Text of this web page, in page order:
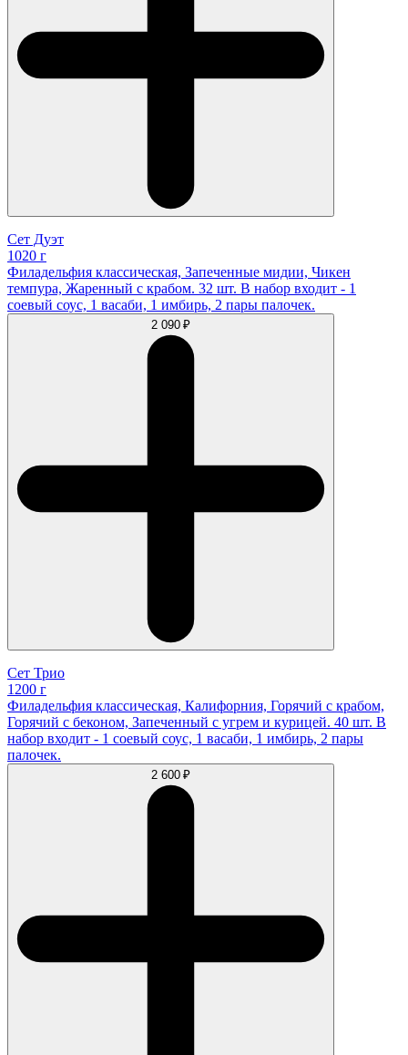
Сет Дуэт
1020 г
Филадельфия классическая, Запеченные мидии, Чикен
темпура, Жаренный с крабом. 32 шт. В набор входит - 1
соевый соус, 1 васаби, 1 имбирь, 2 пары палочек.
2 090 ₽
Сет Трио
1200 г
Филадельфия классическая, Калифорния, Горячий с крабом,
Горячий с беконом, Запеченный с угрем и курицей. 40 шт. В
набор входит - 1 соевый соус, 1 васаби, 1 имбирь, 2 пары
палочек.
2 600 ₽